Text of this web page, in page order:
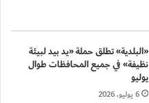
«البلدية» تطلق حملة «يد بيد لبيئة
نظيفة» في جميع المحافظات طوال
يوليو
6 يوليو، 2026